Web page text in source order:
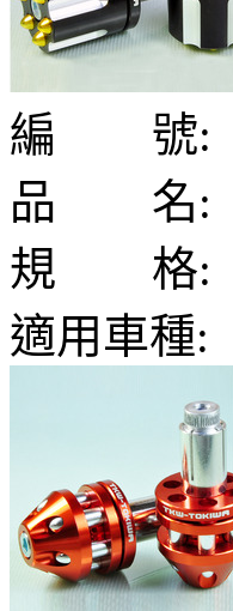
編 號:
品 名:
規 格:
適用車種: